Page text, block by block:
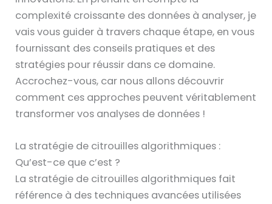
complexité croissante des données à analyser, je
vais vous guider à travers chaque étape, en vous
fournissant des conseils pratiques et des
stratégies pour réussir dans ce domaine.
Accrochez-vous, car nous allons découvrir
comment ces approches peuvent véritablement
transformer vos analyses de données !
La stratégie de citrouilles algorithmiques :
Qu’est-ce que c’est ?
La stratégie de citrouilles algorithmiques fait
référence à des techniques avancées utilisées